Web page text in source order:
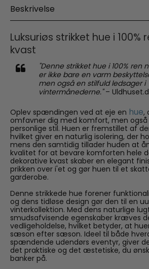
Beskrivelse
Luksuriøs strikket hue i 100%
kvast
"Denne strikket hue i 100% ren
er ikke bare en varm
men også en stilfuld ledsager i
vintermånederne."–
Oplev spændingen ved at eje en hue,
omfavner dig med komfort, men
personlige stil. Huen er fremstillet af
hvilket giver en naturlig isolering, der
mens den samtidig tillader huden at
kvalitet for at bevare komforten hele
dekorative kvast skaber en elegant
prikken over i'et og gør huen til et
garderobe.
Denne strikkede hue forener
og dens tidløse design gør den til en
vinterkollektion. Med dens naturlige
smudsafvisende egenskaber kræves
vedligeholdelse, hvilket betyder, at
sæson efter sæson. Ideel til både
spændende udendørs eventyr, giver
det praktiske og det æstetiske, du
banker på.